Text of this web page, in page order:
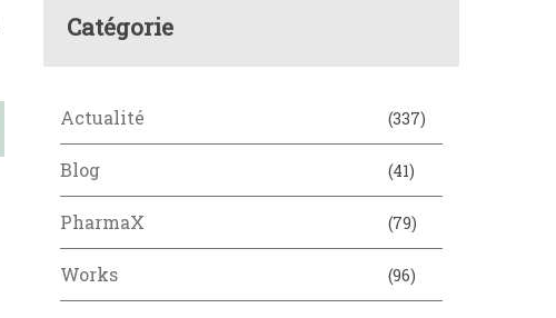
Catégorie
Actualité (337)
Blog (41)
PharmaX (79)
Works (96)